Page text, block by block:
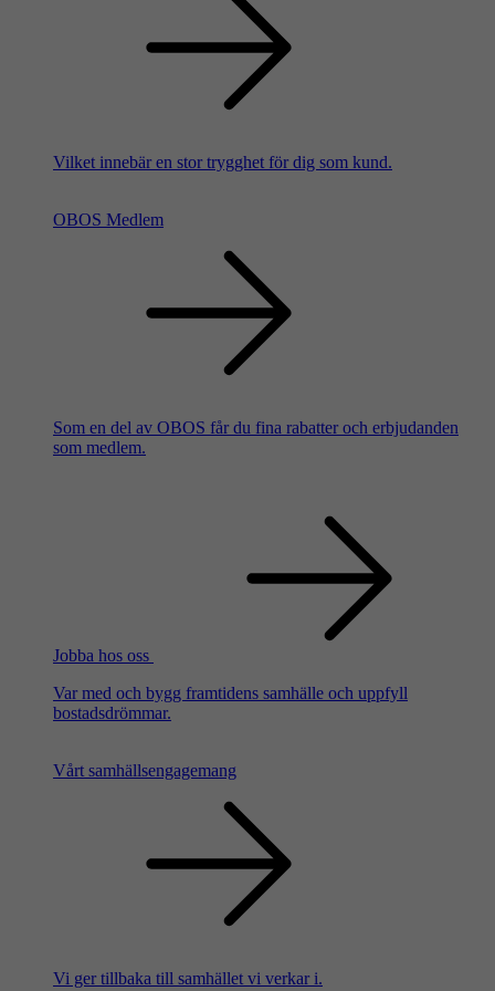
Vilket innebär en stor trygghet för dig som kund.
OBOS Medlem
Som en del av OBOS får du fina rabatter och erbjudanden
som medlem.
Jobba hos oss
Var med och bygg framtidens samhälle och uppfyll
bostadsdrömmar.
Vårt samhällsengagemang
Vi ger tillbaka till samhället vi verkar i.